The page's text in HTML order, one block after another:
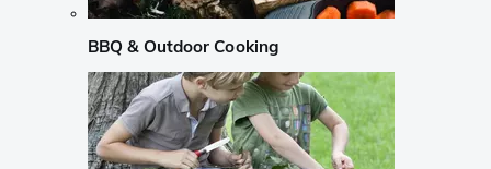
BBQ & Outdoor Cooking